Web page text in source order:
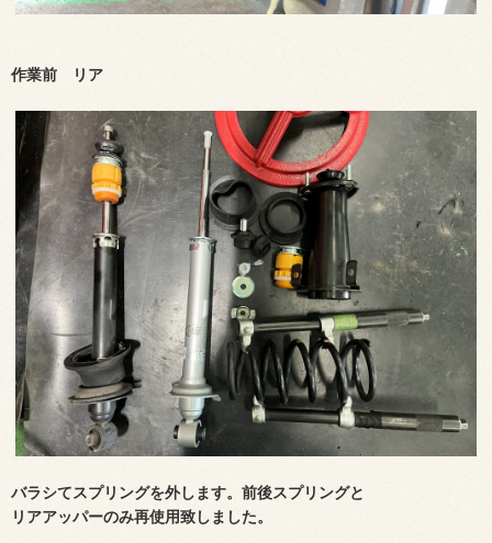
作業前 リア
バラシてスプリングを外します。前後スプリングと
リアアッパーのみ再使用致しました。